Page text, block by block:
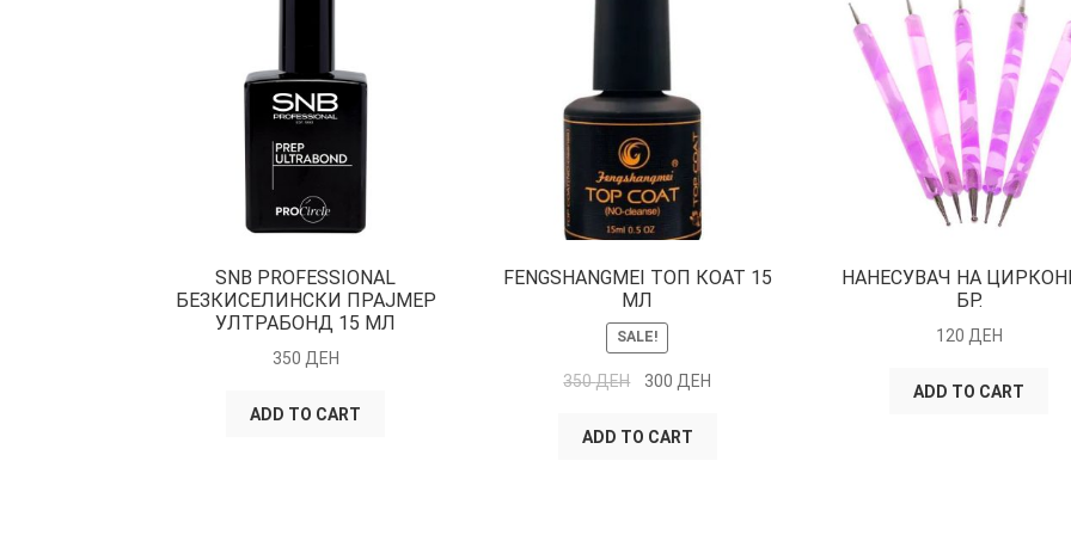
SNB PROFESSIONAL
БЕЗКИСЕЛИНСКИ ПРАЈМЕР
УЛТРАБОНД 15 МЛ
350 ДЕН
ADD TO CART
FENGSHANGMEI ТОП КОАТ 15
МЛ
SALE!
350ДЕН 300 ДЕН
ADD TO CART
НАНЕСУВАЧ НА
БР.
120 ДЕН
ADD TO CART